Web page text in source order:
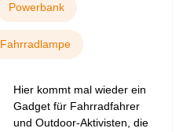
Powerbank
Fahrradlampe
Hier kommt mal wieder ein
Gadget für Fahrradfahrer
und Outdoor-Aktivisten, die